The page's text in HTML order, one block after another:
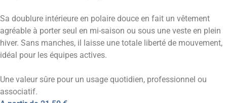
Sa doublure intérieure en polaire douce en fait un vêtement
agréable à porter seul en mi-saison ou sous une veste en plein
hiver. Sans manches, il laisse une totale liberté de mouvement,
idéal pour les équipes actives.
Une valeur sûre pour un usage quotidien, professionnel ou
associatif.